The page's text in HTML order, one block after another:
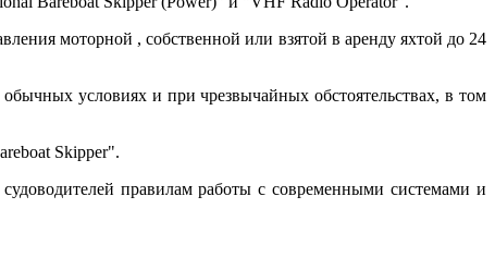
моторной , собственной или взятой в аренду яхтой до 24
условиях и при чрезвычайных обстоятельствах, в том
Skipper".
правилам работы с современными системами и